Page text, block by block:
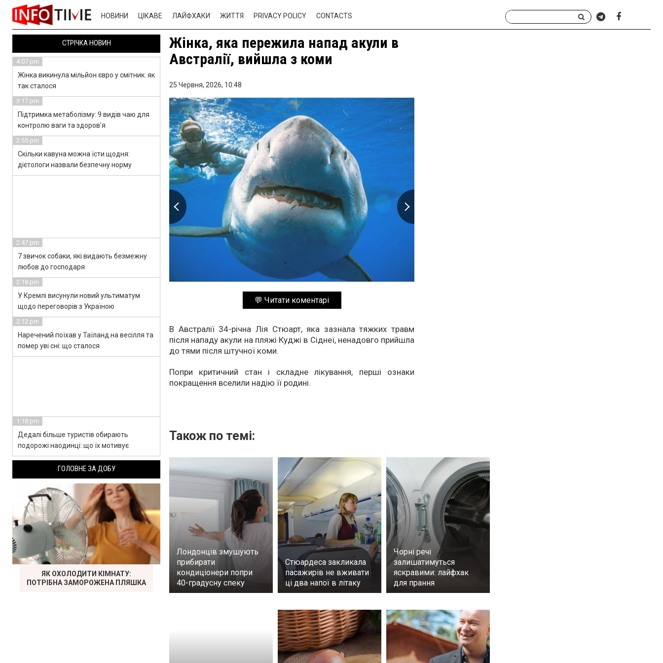
НОВИНИ ЦІКАВЕ ЛАЙФХАКИ ЖИТТЯ PRIVACY POLICY CONTACTS
Жінка, яка пережила напад акули в
Австралії, вийшла з коми
25 Червня, 2026, 10:48
💬 Читати коментарі
В Австралії 34-річна Лія Стюарт, яка зазнала тяжких травм
після нападу акули на пляжі Куджі в Сіднеї, ненадовго прийшла
до тями після штучної коми.
Попри критичний стан і складне лікування, перші ознаки
покращення вселили надію її родині.
Також по темі:
Лондонців змушують
прибирати
кондиціонери попри
40-градусну спеку
Стюардеса закликала
пасажирів не вживати
ці два напої в літаку
Чорні речі
залишатимуться
яскравими: лайфхак
для прання
СТРІЧКА НОВИН
4:07 pm
Жінка викинула мільйон євро у смітник: як
так сталося
3:17 pm
Підтримка метаболізму: 9 видів чаю для
контролю ваги та здоров’я
2:55 pm
Скільки кавуна можна їсти щодня:
дієтологи назвали безпечну норму
2:47 pm
7 звичок собаки, які видають безмежну
любов до господаря
2:18 pm
У Кремлі висунули новий ультиматум
щодо переговорів з Україною
2:12 pm
Наречений поїхав у Таїланд на весілля та
помер уві сні: що сталося
1:18 pm
Дедалі більше туристів обирають
подорожі наодинці: що їх мотивує
ГОЛОВНЕ ЗА ДОБУ
ЯК ОХОЛОДИТИ КІМНАТУ:
ПОТРІБНА ЗАМОРОЖЕНА ПЛЯШКА